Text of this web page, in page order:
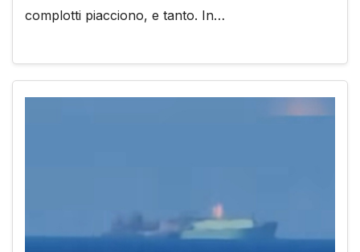
complotti piacciono, e tanto. In…